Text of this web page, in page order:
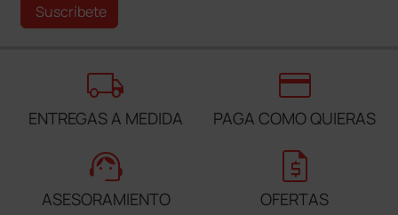
Suscríbete
local_shipping
ENTREGAS A MEDIDA
credit_card
PAGA COMO QUIERAS
support_agent
ASESORAMIENTO
request_quote
OFERTAS